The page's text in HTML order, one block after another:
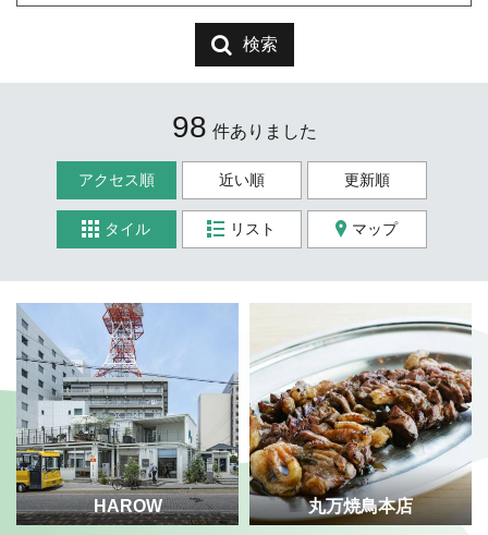
検索
98 件ありました
アクセス順 近い順 更新順
タイル リスト マップ
HAROW 丸万焼鳥本店